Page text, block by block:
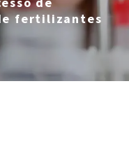
fertilizantes